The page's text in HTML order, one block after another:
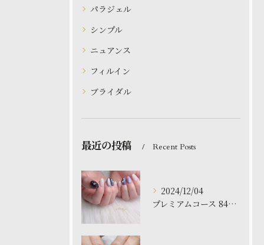
パラジェル
シンプル
ニュアンス
フィルイン
ブライダル
最近の投稿 Recent Posts
2024/12/04
プレミアムコース 8480円